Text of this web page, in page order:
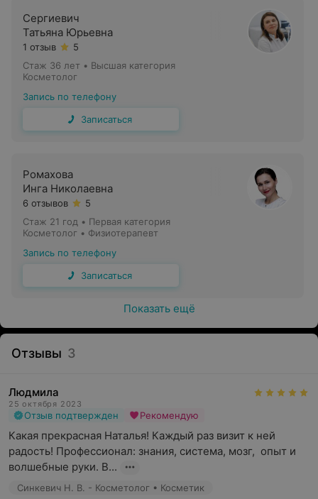
Сергиевич
Татьяна Юрьевна
1 отзыв
5
Стаж 36 лет • Высшая категория
Косметолог
Запись по телефону
Записаться
Ромахова
Инга Николаевна
6 отзывов
5
Стаж 21 год • Первая категория
Косметолог • Физиотерапевт
Запись по телефону
Записаться
Показать ещё
Отзывы 3
Людмила
25 октября 2023
Отзыв подтвержден Рекомендую
Какая прекрасная Наталья! Каждый раз визит к ней
радость! Профессионал: знания, система, мозг,  опыт и
волшебные руки. В...
Синкевич Н. В. - Косметолог • Косметик